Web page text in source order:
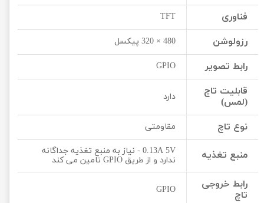
فناوری TFT
رزولوشن 480 × 320 پیکسل
رابط تصویر GPIO
قابلیت تاچ
(لمس)
دارد
نوع تاچ مقاومتی
منبع تغذیه
0.13A 5V - نیاز به منبع تغذیه جداگانه
ندارد و از طریق GPIO تامین می کند
رابط خروجی
تاچ
GPIO